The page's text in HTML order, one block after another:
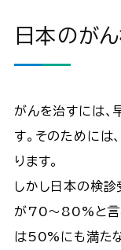
日本のが
がんを治すには
す。そのためには
ります。
しかし日本の検
が70～80%と言
は50%にも満たな